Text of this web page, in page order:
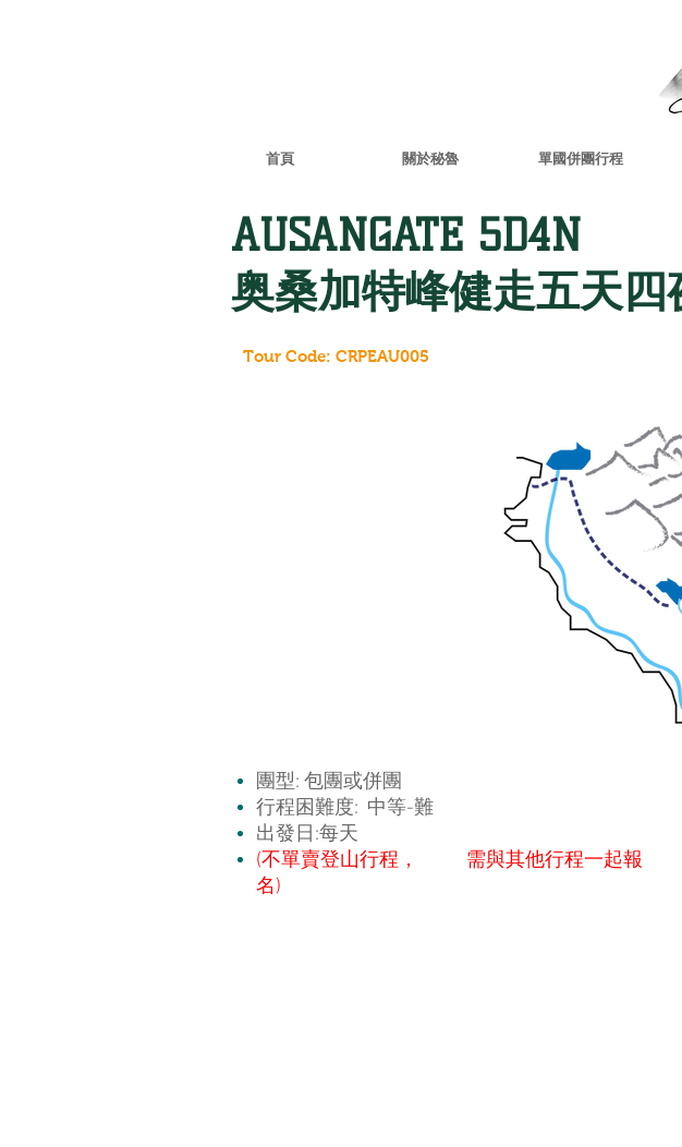
首頁 關於秘魯 單國併團行程
AUSANGATE 5D4N
奥桑加特峰健走五天四
Tour Code: CRPEAU005
團型: 包團或併團
行程困難度: 中等-難
出發日:每天
(不單賣登山行程，
需與其他行程一起報
名)